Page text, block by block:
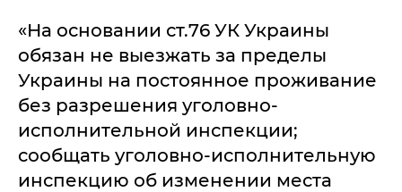
«На основании ст.76 УК Украины
обязан не выезжать за пределы
Украины на постоянное проживание
без разрешения уголовно-
исполнительной инспекции;
сообщать уголовно-исполнительную
инспекцию об изменении места